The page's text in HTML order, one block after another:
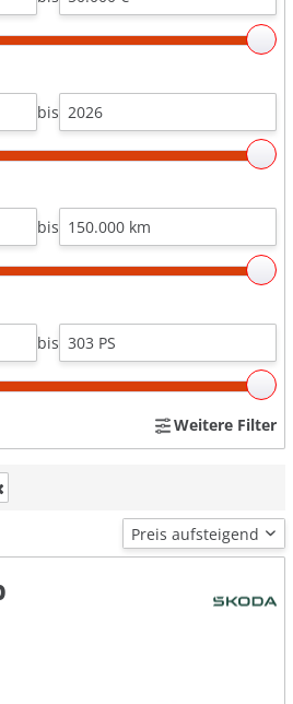
bis
bis
bis
Weitere Filter